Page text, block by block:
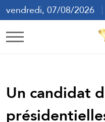
vendredi, 07/08/2026
Un candidat